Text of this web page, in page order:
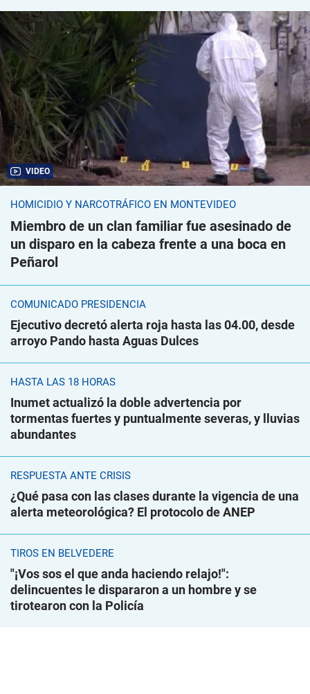
VIDEO
HOMICIDIO Y NARCOTRÁFICO EN MONTEVIDEO
Miembro de un clan familiar fue asesinado de
un disparo en la cabeza frente a una boca en
Peñarol
COMUNICADO PRESIDENCIA
Ejecutivo decretó alerta roja hasta las 04.00, desde
arroyo Pando hasta Aguas Dulces
HASTA LAS 18 HORAS
Inumet actualizó la doble advertencia por
tormentas fuertes y puntualmente severas, y lluvias
abundantes
RESPUESTA ANTE CRISIS
¿Qué pasa con las clases durante la vigencia de una
alerta meteorológica? El protocolo de ANEP
TIROS EN BELVEDERE
"¡Vos sos el que anda haciendo relajo!":
delincuentes le dispararon a un hombre y se
tirotearon con la Policía